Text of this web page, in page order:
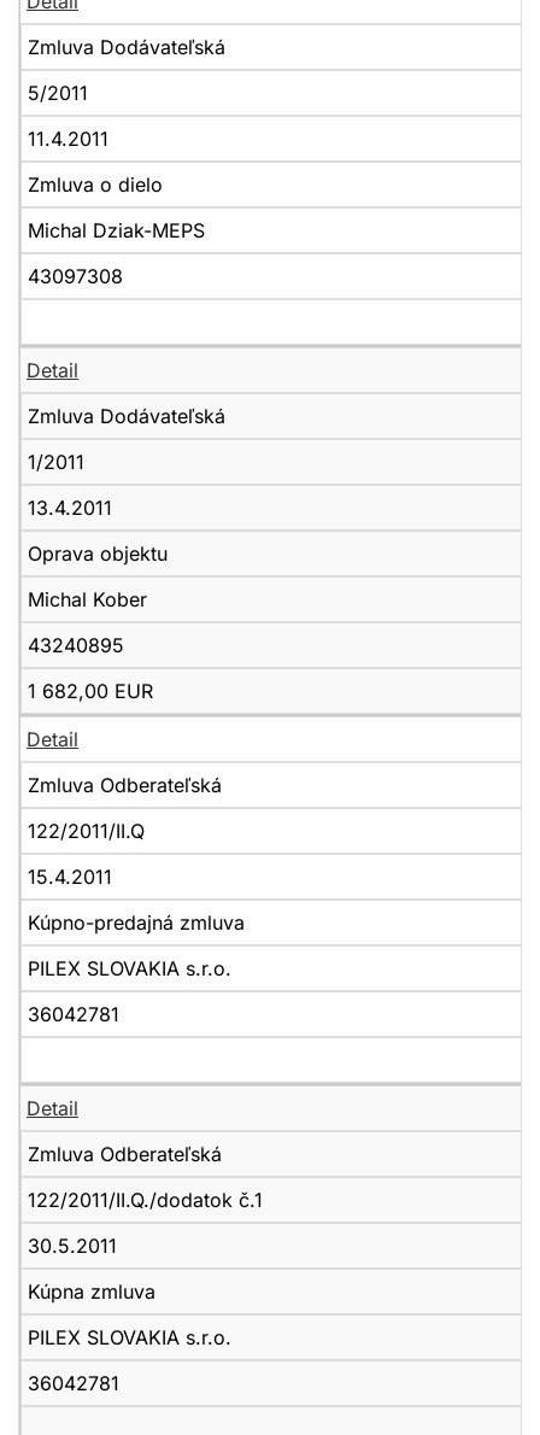
Zmluva Dodávateľská
5/2011
11.4.2011
Zmluva o dielo
Michal Dziak-MEPS
43097308
Detail
Zmluva Dodávateľská
1/2011
13.4.2011
Oprava objektu
Michal Kober
43240895
1 682,00 EUR
Detail
Zmluva Odberateľská
122/2011/II.Q
15.4.2011
Kúpno-predajná zmluva
PILEX SLOVAKIA s.r.o.
36042781
Detail
Zmluva Odberateľská
122/2011/II.Q./dodatok č.1
30.5.2011
Kúpna zmluva
PILEX SLOVAKIA s.r.o.
36042781